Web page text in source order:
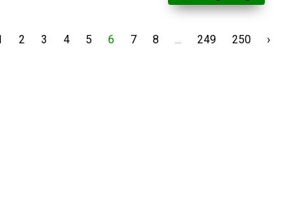
2 3 4 5 6 7 8 ... 249 250 ›